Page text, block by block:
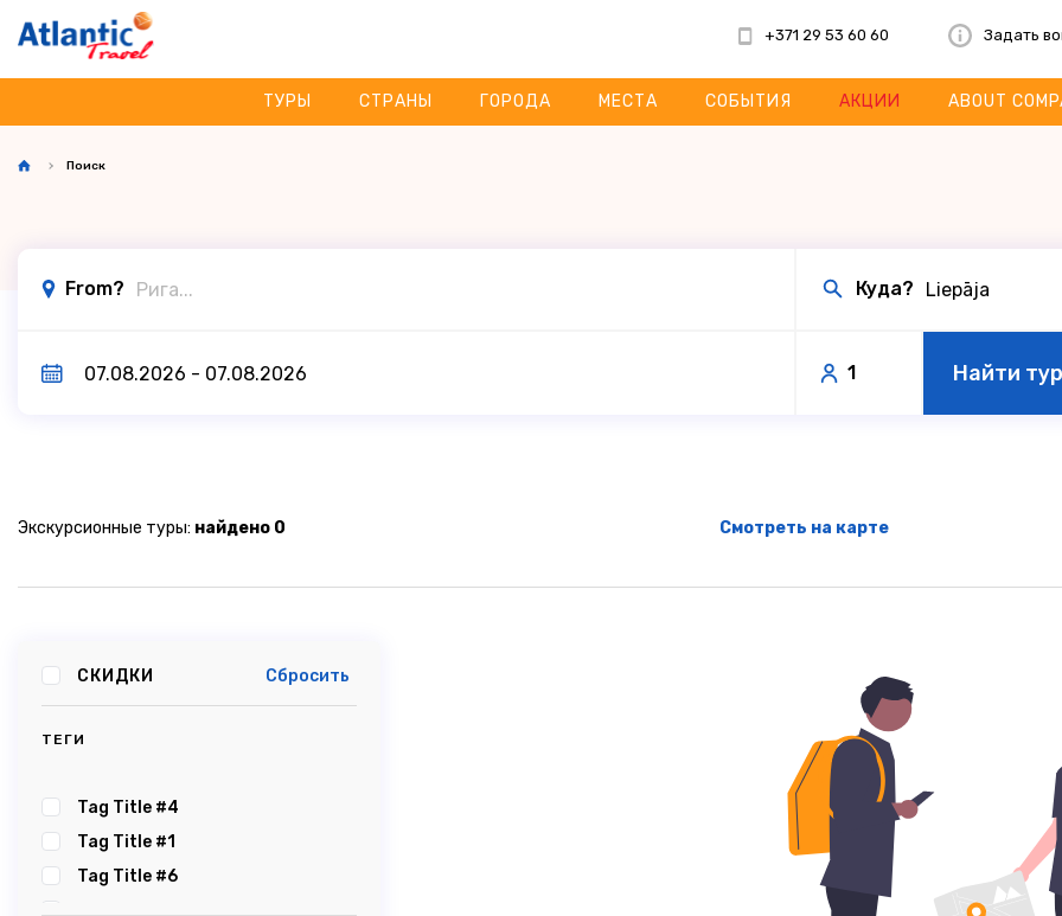
+371 29 53 60 60 Задать
ТУРЫ СТРАНЫ ГОРОДА МЕСТА СОБЫТИЯ АКЦИИ ABOUT
Поиск
From? Куда?
1 Найти
Экскурсионные туры: найдено 0 Смотреть на карте
СКИДКИ Сбросить
ТЕГИ
Tag Title #4
Tag Title #1
Tag Title #6
Tag Title #5